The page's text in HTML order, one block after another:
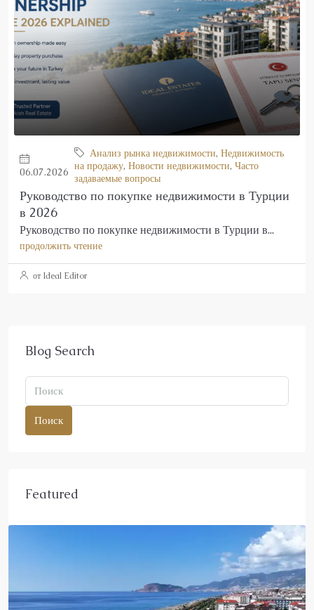
06.07.2026
Анализ рынка недвижимости, Недвижимость
на продажу, Новости недвижимости, Часто
задаваемые вопросы
Руководство по покупке недвижимости в Турции
в 2026
Руководство по покупке недвижимости в Турции в...
продолжить чтение
от Ideal Editor
Blog Search
Поиск
Featured